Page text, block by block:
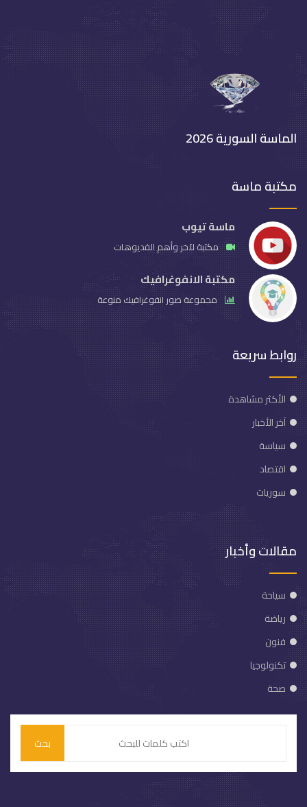
الماسة السورية 2026
مكتبة ماسة
ماسة تيوب
مكتبة لآخر وأهم الفديوهات
مكتبة الانفوغرافيك
مجموعة صور انفوغرافيك منوعة
روابط سريعة
الأكثر مشاهدة
آخر الأخبار
سياسة
اقتصاد
سوريات
مقالات وأخبار
سياحة
رياضة
فنون
تكنولوجيا
صحة
بحث